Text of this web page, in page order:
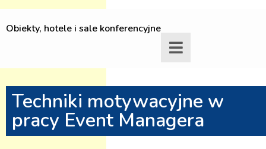
Obiekty, hotele i sale konferencyjne
Techniki motywacyjne w
pracy Event Managera